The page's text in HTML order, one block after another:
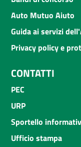
Auto Mutuo Aiuto
Guida ai servizi
Privacy policy e
CONTATTI
PEC
URP
Sportello
Ufficio stampa